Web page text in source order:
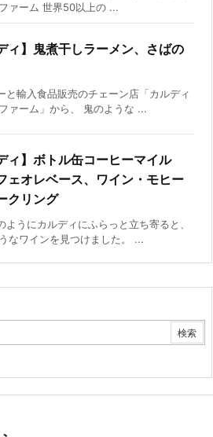
ァーム 世界50以上の ...
ィ】鬼煮干しラーメン、さばの
と輸入食品販売のチェーン店「カルディ
ァーム」から、 鬼のような ...
ィ】ボトル缶コーヒーマイル
ェオレベース、ワイン・モヒー
クリング
ようにカルディにふらっと立ち寄ると、
なワインを見つけました。 ...